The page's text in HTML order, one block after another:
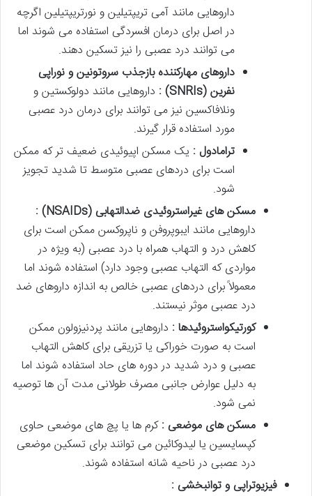
داروهایی مانند آمی تریپتیلین و نورتریپتیلین اگرچه
در اصل برای درمان افسردگی استفاده می شوند اما
می توانند درد عصبی را نیز تسکین دهند.
داروهای مهارکننده بازجذب سروتونین و نوراپی
نفرین(SNRIs)
: داروهایی مانند دولوکستین و
ونلافاکسین نیز می توانند برای درمان درد عصبی
مورد استفاده قرار گیرند.
ترامادول : یک مسکن اپیوئیدی ضعیف تر که ممکن
است برای دردهای عصبی متوسط تا شدید تجویز
شود.
مسکن های غیراستروئیدی ضدالتهابی(NSAIDs)
:
داروهایی مانند ایبوپروفن و ناپروکسن ممکن است برای
کاهش درد و التهاب همراه با درد عصبی (به ویژه در
مواردی که التهاب عصبی وجود دارد) استفاده شوند اما
معمولاً برای دردهای عصبی خالص به اندازه داروهای ضد
درد عصبی موثر نیستند.
کورتیکواستروئیدها : داروهایی مانند پردنیزولون ممکن
است به صورت خوراکی یا تزریقی برای کاهش التهاب
عصبی و درد شدید در دوره های حاد استفاده شوند اما
به دلیل عوارض جانبی مصرف طولانی مدت آن ها توصیه
نمی شود.
مسکن های موضعی :کرم ها یا پچ های موضعی حاوی
کپسایسین یا لیدوکائین می توانند برای تسکین موضعی
درد عصبی در ناحیه شانه استفاده شوند.
فیزیوتراپی و توانبخشی :